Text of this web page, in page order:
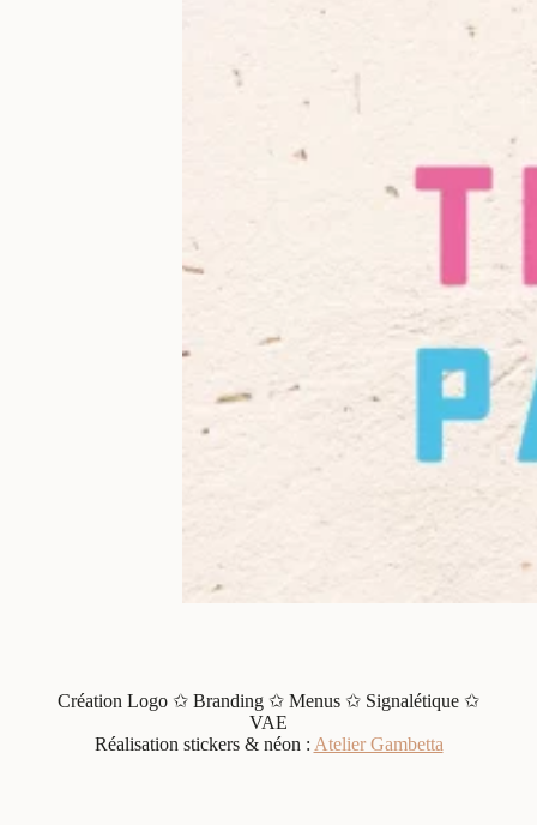
Création Logo ✩ Branding ✩ Menus ✩ Signalétique ✩
VAE
Réalisation stickers & néon : Atelier Gambetta